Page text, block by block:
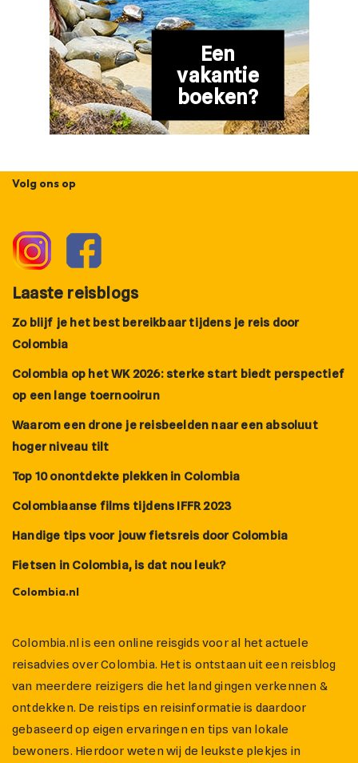
Een
vakantie
boeken?
Volg ons op
Laaste reisblogs
Zo blijf je het best bereikbaar tijdens je reis door
Colombia
Colombia op het WK 2026: sterke start biedt perspectief
op een lange toernooirun
Waarom een drone je reisbeelden naar een absoluut
hoger niveau tilt
Top 10 onontdekte plekken in Colombia
Colombiaanse films tijdens IFFR 2023
Handige tips voor jouw fietsreis door Colombia
Fietsen in Colombia, is dat nou leuk?
Colombia.nl
Colombia.nl is een online reisgids voor al het actuele
reisadvies over Colombia. Het is ontstaan uit een reisblog
van meerdere reizigers die het land gingen verkennen &
ontdekken. De reistips en reisinformatie is daardoor
gebaseerd op eigen ervaringen en tips van lokale
bewoners. Hierdoor weten wij de leukste plekjes in